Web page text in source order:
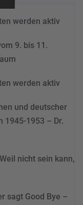
werden aktiv
9. bis 11.
werden aktiv
und deutscher
1945-1953 – Dr.
nicht sein kann,
sagt Good Bye –